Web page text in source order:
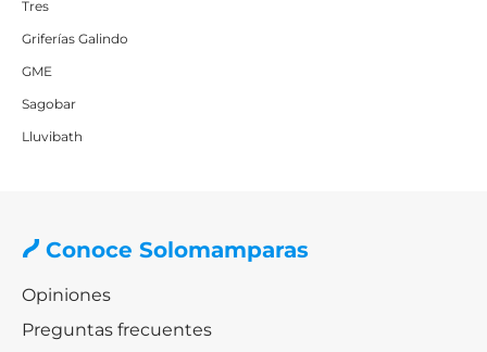
Tres
Griferías Galindo
GME
Sagobar
Lluvibath
Conoce Solomamparas
Opiniones
Preguntas frecuentes